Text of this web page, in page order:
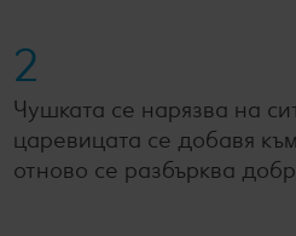
2
Чушката се нарязва на
царевицата се добавя
отново се разбърква